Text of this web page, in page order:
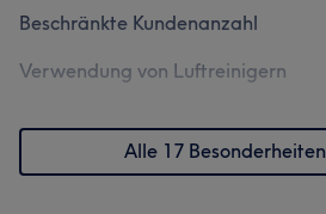
Beschränkte Kundenanzahl
Verwendung von Luftreinigern
Alle 17